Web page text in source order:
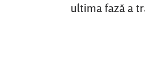
ultima fază a